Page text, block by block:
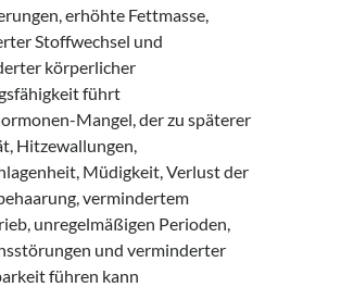
erhöhte Fettmasse,
Stoffwechsel und
körperlicher
führt
Mangel, der zu späterer
Hitzewallungen,
Müdigkeit, Verlust der
vermindertem
unregelmäßigen Perioden,
und verminderter
führen kann